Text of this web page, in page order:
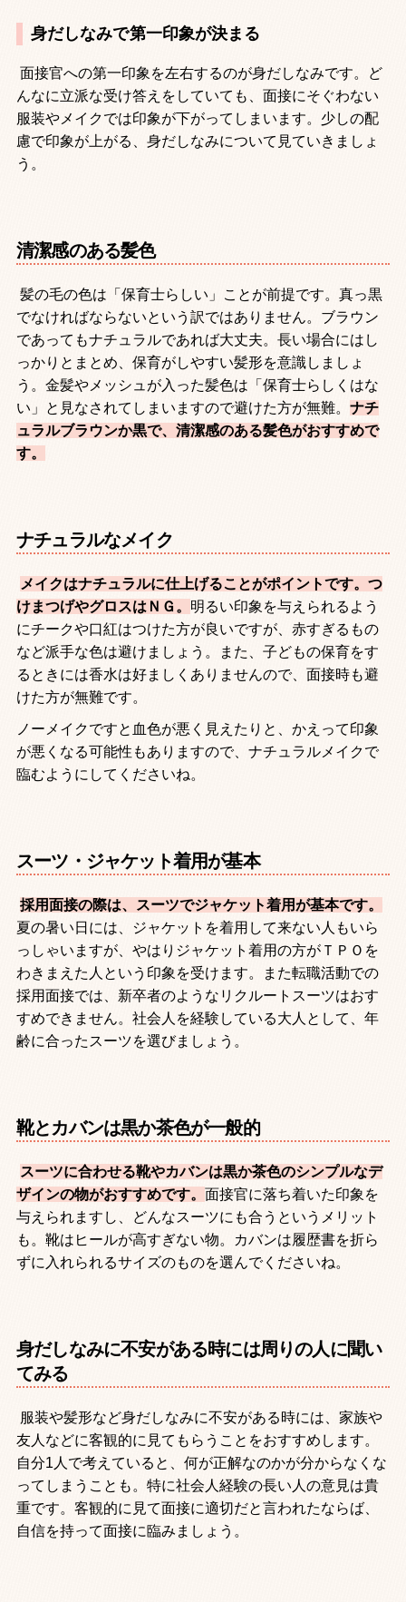
身だしなみで第一印象が決まる
面接官への第一印象を左右するのが身だしなみです。ど
んなに立派な受け答えをしていても、面接にそぐわない
服装やメイクでは印象が下がってしまいます。少しの配
慮で印象が上がる、身だしなみについて見ていきましょ
う。
清潔感のある髪色
髪の毛の色は「保育士らしい」ことが前提です。真っ黒
でなければならないという訳ではありません。ブラウン
であってもナチュラルであれば大丈夫。長い場合にはし
っかりとまとめ、保育がしやすい髪形を意識しましょ
う。金髪やメッシュが入った髪色は「保育士らしくはな
い」と見なされてしまいますので避けた方が無難。 ナチ
ュラルブラウンか黒で、清潔感のある髪色がおすすめで
す。
ナチュラルなメイク
メイクはナチュラルに仕上げることがポイントです。つ
けまつげやグロスはＮＧ。 明るい印象を与えられるよう
にチークや口紅はつけた方が良いですが、赤すぎるもの
など派手な色は避けましょう。また、子どもの保育をす
るときには香水は好ましくありませんので、面接時も避
けた方が無難です。
ノーメイクですと血色が悪く見えたりと、かえって印象
が悪くなる可能性もありますので、ナチュラルメイクで
臨むようにしてくださいね。
スーツ・ジャケット着用が基本
採用面接の際は、スーツでジャケット着用が基本です。
夏の暑い日には、ジャケットを着用して来ない人もいら
っしゃいますが、やはりジャケット着用の方がＴＰＯを
わきまえた人という印象を受けます。また転職活動での
採用面接では、新卒者のようなリクルートスーツはおす
すめできません。社会人を経験している大人として、年
齢に合ったスーツを選びましょう。
靴とカバンは黒か茶色が一般的
スーツに合わせる靴やカバンは黒か茶色のシンプルなデ
ザインの物がおすすめです。 面接官に落ち着いた印象を
与えられますし、どんなスーツにも合うというメリット
も。靴はヒールが高すぎない物。カバンは履歴書を折ら
ずに入れられるサイズのものを選んでくださいね。
身だしなみに不安がある時には周りの人に聞い
てみる
服装や髪形など身だしなみに不安がある時には、家族や
友人などに客観的に見てもらうことをおすすめします。
自分1 人で考えていると、何が正解なのかが分からなくな
ってしまうことも。特に社会人経験の長い人の意見は貴
重です。客観的に見て面接に適切だと言われたならば、
自信を持って面接に臨みましょう。